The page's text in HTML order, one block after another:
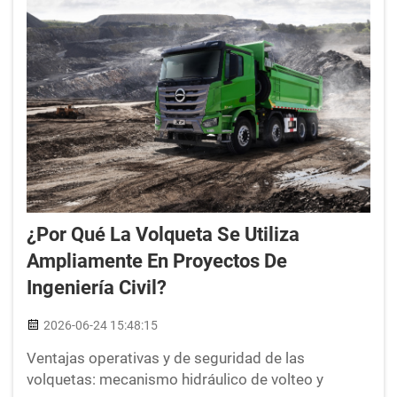
¿Por Qué La Volqueta Se Utiliza
Ampliamente En Proyectos De
Ingeniería Civil?
2026-06-24 15:48:15
Ventajas operativas y de seguridad de las
volquetas: mecanismo hidráulico de volteo y